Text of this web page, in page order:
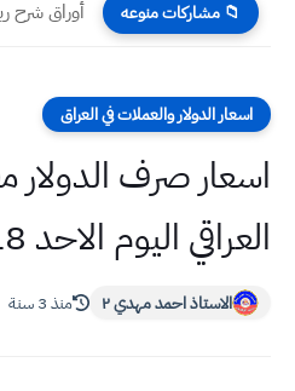
📁 مشاركات منوعه
اسعار الدولار والعملات في العراق
اسعار صرف الدولار
العراقي اليوم الاحد 18 - 12 - 2022
الاستاذ احمد مهدي ٢ منذ 3 سنة